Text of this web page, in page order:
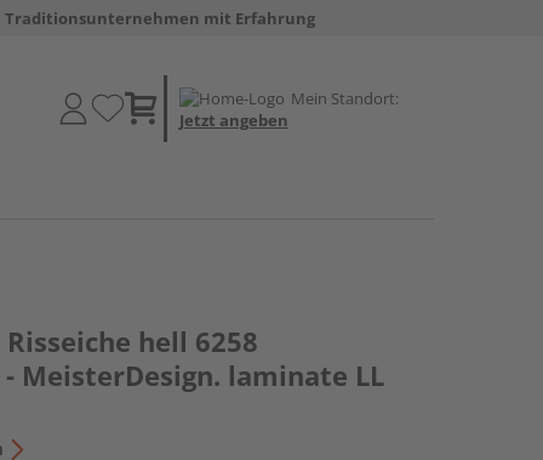
Traditionsunternehmen mit Erfahrung
Mein Standort:
Jetzt angeben
hell 6258
MeisterDesign. laminate LL